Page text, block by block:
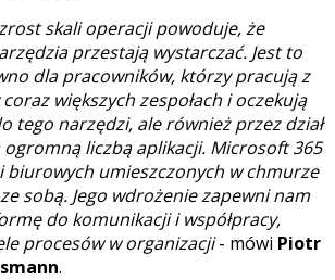
skali operacji powoduje, że
przestają wystarczać. Jest to
dla pracowników, którzy pracują z
większych zespołach i oczekują
tego narzędzi, ale również przez dział
ogromną liczbą aplikacji. Microsoft 365
biurowych umieszczonych w chmurze
sobą. Jego wdrożenie zapewni nam
do komunikacji i współpracy,
procesów w organizacji- mówi Piotr
.